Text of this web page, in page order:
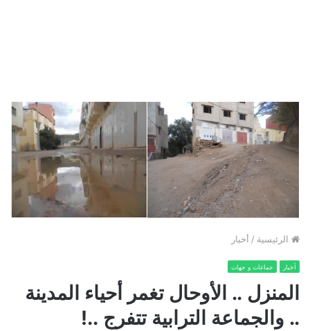
الرئيسية / أخبار
أخبار جماعات و جهات
المنزل .. الأوحال تغمر أحياء المدينة
.. والجماعة الترابية تتفرج ..!